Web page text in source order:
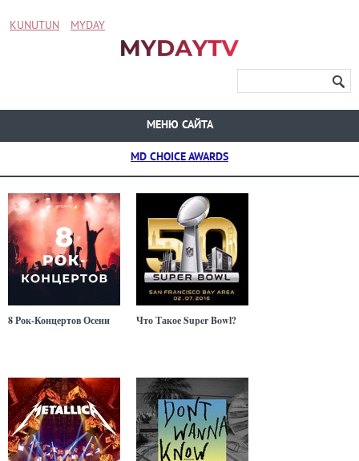
KUNUTUN MYDAY
МЕНЮ САЙТА
MD CHOICE AWARDS
8 Рок-Концертов Осени Что Такое Super Bowl?